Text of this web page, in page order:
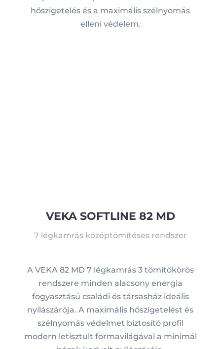
hőszigetelés és a maximális szélnyomás
elleni védelem.
VEKA SOFTLINE 82 MD
7 légkamrás középtömítéses rendszer
A VEKA 82 MD 7 légkamrás 3 tömítőkörös
rendszere minden alacsony energia
fogyasztású családi és társasház ideális
nyílászárója. A maximális hőszigetelést és
szélnyomás védelmet biztosító profil
modern letisztult formavilágával a minimál